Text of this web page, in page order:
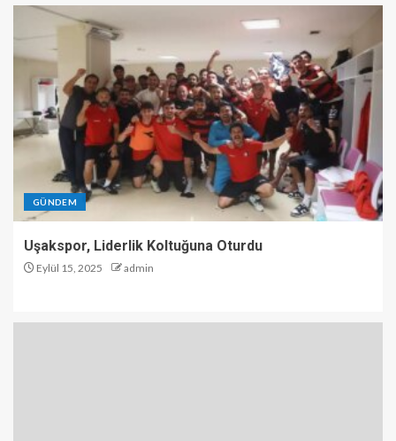
GÜNDEM
Uşakspor, Liderlik Koltuğuna Oturdu
Eylül 15, 2025 admin